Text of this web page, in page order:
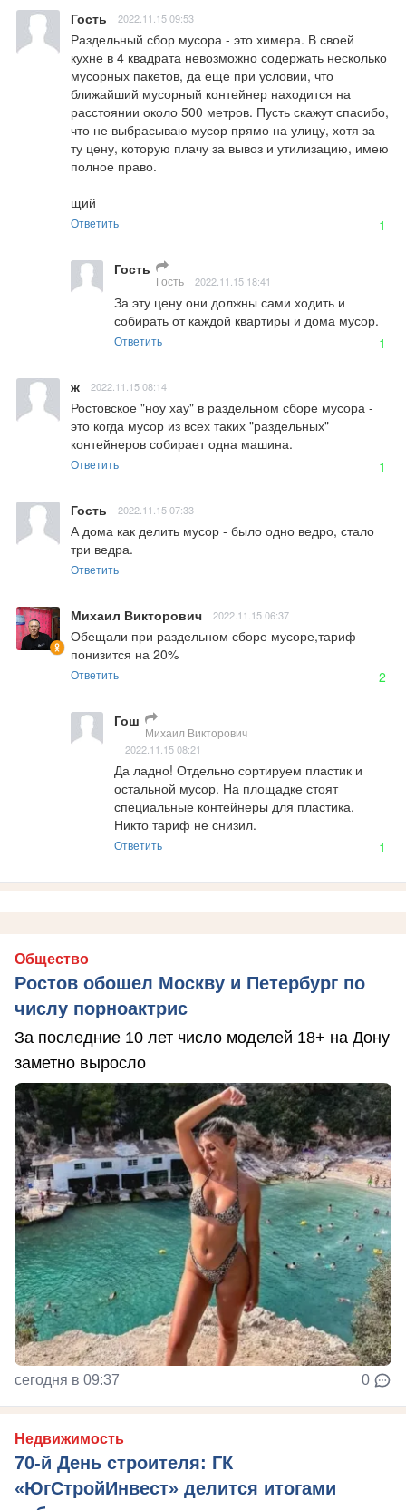
Гость 2022.11.15 09:53
Раздельный сбор мусора - это химера. В своей
кухне в 4 квадрата невозможно содержать несколько
мусорных пакетов, да еще при условии, что
ближайший мусорный контейнер находится на
расстоянии около 500 метров. Пусть скажут спасибо,
что не выбрасываю мусор прямо на улицу, хотя за
ту цену, которую плачу за вывоз и утилизацию, имею
полное право.
щий
Ответить 1
Гость
Гость 2022.11.15 18:41
За эту цену они должны сами ходить и
собирать от каждой квартиры и дома мусор.
Ответить 1
ж 2022.11.15 08:14
Ростовское "ноу хау" в раздельном сборе мусора -
это когда мусор из всех таких "раздельных"
контейнеров собирает одна машина.
Ответить 1
Гость 2022.11.15 07:33
А дома как делить мусор - было одно ведро, стало
три ведра.
Ответить
Михаил Викторович 2022.11.15 06:37
Обещали при раздельном сборе мусоре,тариф
понизится на 20%
Ответить 2
Гош
Михаил Викторович
2022.11.15 08:21
Да ладно! Отдельно сортируем пластик и
остальной мусор. На площадке стоят
специальные контейнеры для пластика.
Никто тариф не снизил.
Ответить 1
Общество
Ростов обошел Москву и Петербург по
числу порноактрис
За последние 10 лет число моделей 18+ на Дону
заметно выросло
сегодня в 09:37 0
Недвижимость
70-й День строителя: ГК
«ЮгСтройИнвест» делится итогами